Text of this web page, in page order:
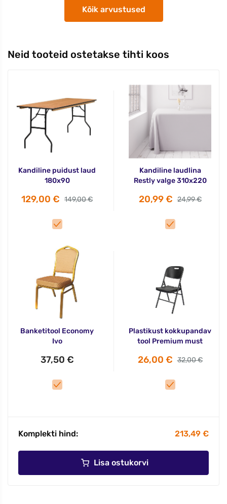
Kõik arvustused
Neid tooteid ostetakse tihti koos
Kandiline puidust laud
180x90
129,00 € 149,00 €
Kandiline laudlina
Restly valge 310x220
20,99 € 24,99 €
Banketitool Economy
Ivo
37,50 €
Plastikust kokkupandav
tool Premium must
26,00 € 32,00 €
Komplekti hind: 213,49 €
Lisa ostukorvi